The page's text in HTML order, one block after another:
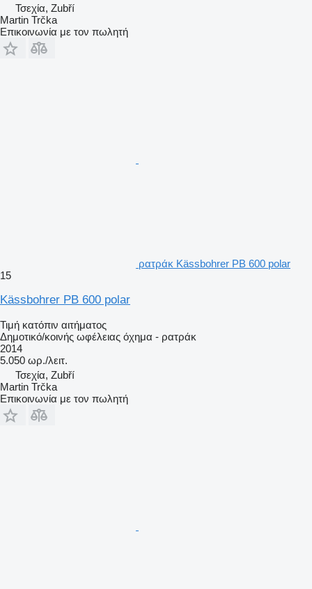
Τσεχία, Zubří
Martin Trčka
Επικοινωνία με τον πωλητή
ρατράκ Kässbohrer PB 600 polar
15
Kässbohrer PB 600 polar
Τιμή κατόπιν αιτήματος
Δημοτικό/κοινής ωφέλειας όχημα - ρατράκ
2014
5.050 ωρ./λειτ.
Τσεχία, Zubří
Martin Trčka
Επικοινωνία με τον πωλητή